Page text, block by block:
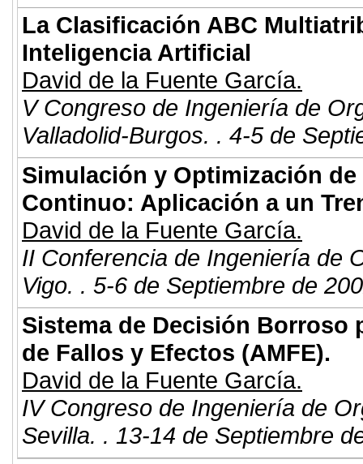
La Clasificación ABC
Inteligencia Artificial
David de la Fuente García.
V Congreso de Ingeniería de
Valladolid-Burgos. . 4-5 de
Simulación y Optimización
Continuo: Aplicación a un
David de la Fuente García.
II Conferencia de Ingeniería de
Vigo. . 5-6 de Septiembre de
Sistema de Decisión Borroso
de Fallos y Efectos (AMFE).
David de la Fuente García.
IV Congreso de Ingeniería de
Sevilla. . 13-14 de Septiembre